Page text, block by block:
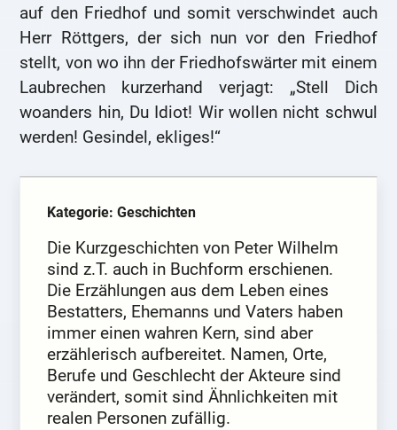
auf den Friedhof und somit verschwindet auch
Herr Röttgers, der sich nun vor den Friedhof
stellt, von wo ihn der Friedhofswärter mit einem
Laubrechen kurzerhand verjagt: „Stell Dich
woanders hin, Du Idiot! Wir wollen nicht schwul
werden! Gesindel, ekliges!“
Kategorie: Geschichten
Die Kurzgeschichten von Peter Wilhelm
sind z.T. auch in Buchform erschienen.
Die Erzählungen aus dem Leben eines
Bestatters, Ehemanns und Vaters haben
immer einen wahren Kern, sind aber
erzählerisch aufbereitet. Namen, Orte,
Berufe und Geschlecht der Akteure sind
verändert, somit sind Ähnlichkeiten mit
realen Personen zufällig.